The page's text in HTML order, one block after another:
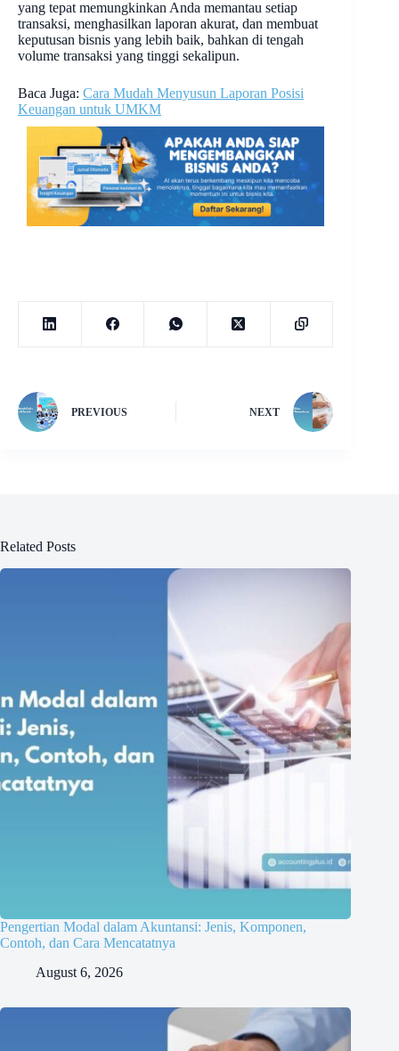
yang tepat memungkinkan Anda memantau setiap
transaksi, menghasilkan laporan akurat, dan membuat
keputusan bisnis yang lebih baik, bahkan di tengah
volume transaksi yang tinggi sekalipun.
Baca Juga: Cara Mudah Menyusun Laporan Posisi
Keuangan untuk UMKM
PREVIOUS NEXT
Related Posts
Pengertian Modal dalam Akuntansi: Jenis, Komponen,
Contoh, dan Cara Mencatatnya
August 6, 2026